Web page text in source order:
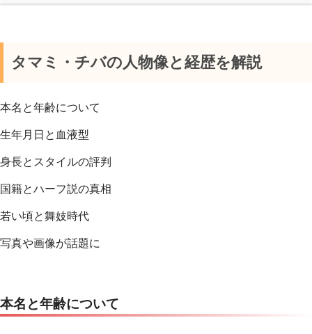
タマミ・チバの人物像と経歴を解説
本名と年齢について
生年月日と血液型
身長とスタイルの評判
国籍とハーフ説の真相
若い頃と舞妓時代
写真や画像が話題に
本名と年齢について